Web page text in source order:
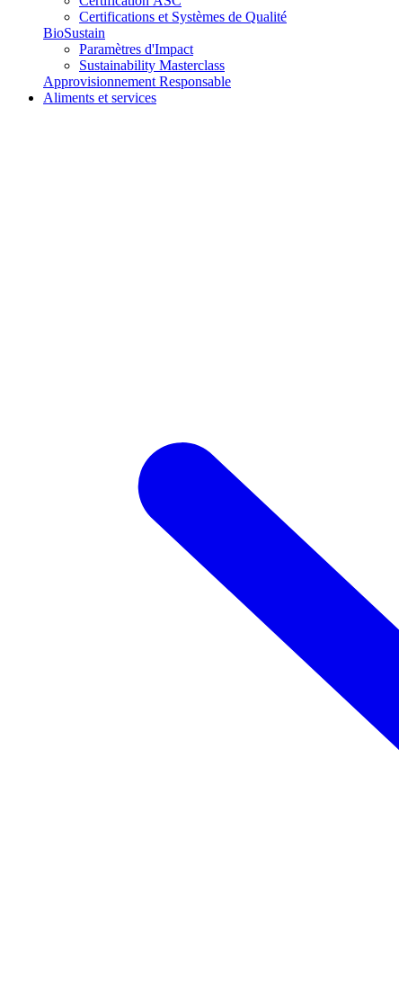
Certifications et Systèmes de Qualité
BioSustain
Paramètres d'Impact
Sustainability Masterclass
Approvisionnement Responsable
Aliments et services